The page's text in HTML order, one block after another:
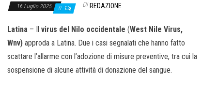
16 Luglio 2025 0 Di REDAZIONE
Latina – Il virus del Nilo occidentale (West Nile Virus,
Wnv) approda a Latina. Due i casi segnalati che hanno fatto
scattare l’allarme con l’adozione di misure preventive, tra cui la
sospensione di alcune attività di donazione del sangue.